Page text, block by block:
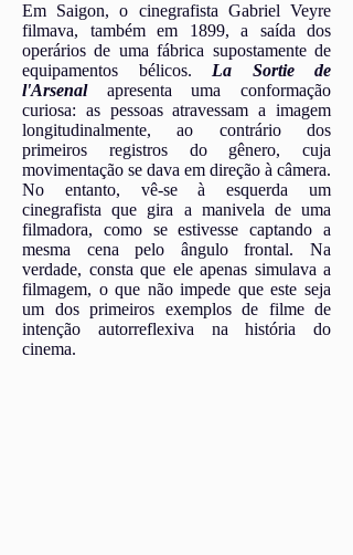
Em Saigon, o cinegrafista Gabriel Veyre
filmava, também em 1899, a saída dos
operários de uma fábrica supostamente de
equipamentos bélicos. La Sortie de
l'Arsenalapresenta uma conformação
curiosa: as pessoas atravessam a imagem
longitudinalmente, ao contrário dos
primeiros registros do gênero, cuja
movimentação se dava em direção à câmera.
No entanto, vê-se à esquerda um
cinegrafista que gira a manivela de uma
filmadora, como se estivesse captando a
mesma cena pelo ângulo frontal. Na
verdade, consta que ele apenas simulava a
filmagem, o que não impede que este seja
um dos primeiros exemplos de filme de
intenção autorreflexiva na história do
cinema.